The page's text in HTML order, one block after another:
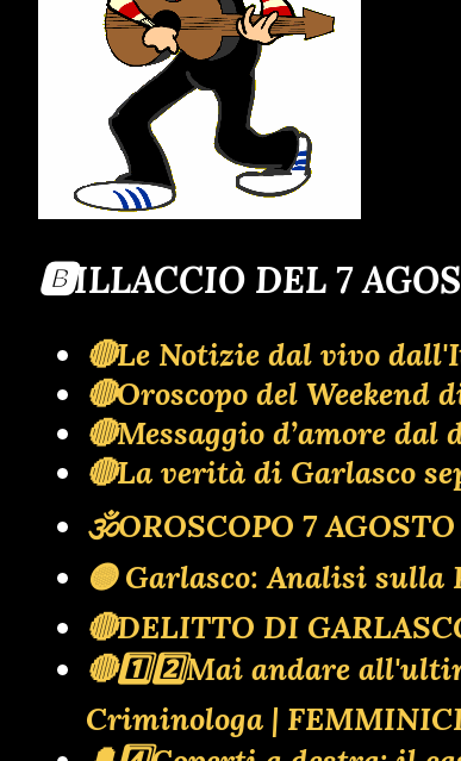
🅱️ILLACCIO DEL 7
🔴Le Notizie dal vivo
🔴Oroscopo del Weekend
🔴Messaggio d’amore
🔴La verità di Garlasco
🕉OROSCOPO 7 AGOSTO
🟡 Garlasco: Analisi sulla
🔴DELITTO DI
🔴1️⃣2️⃣Mai andare
Criminologa |